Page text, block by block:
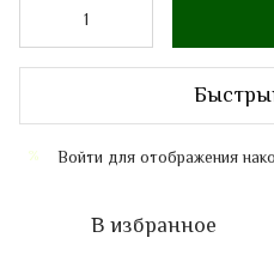
% Войти для отображения
В избранное